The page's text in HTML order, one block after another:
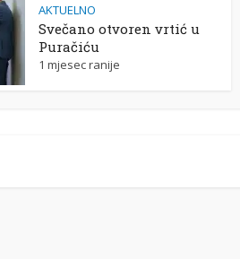
AKTUELNO
Svečano otvoren vrtić u
Puračiću
1 mjesec ranije